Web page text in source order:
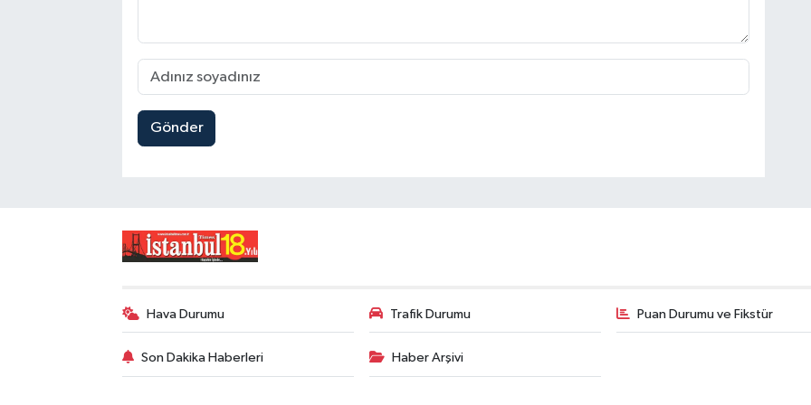
Gönder
Hava Durumu Trafik Durumu Puan Durumu ve Fikstür
Son Dakika Haberleri Haber Arşivi